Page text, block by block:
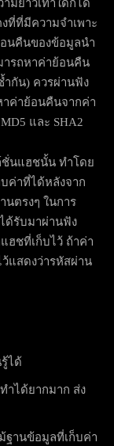
มยาวเท่าใดก็ได้
ที่ที่มีความจำเพาะ
นคืนของข้อมูลนำ
ารถหาค่าย้อนคืน
กัน) ควรผ่านฟัง
ค่าย้อนคืนจากค่า
และ SHA2
ชั่นแฮชนั้น ทำโดย
ค่าที่ได้หลังจาก
ตรงๆ ในการ
ด้รับมาผ่านฟัง
ฮชที่เก็บไว้ ถ้าค่า
แสดงว่ารหัสผ่าน
ได้
ำได้ยากมาก ส่ง
ฐานข้อมูลที่เก็บค่า